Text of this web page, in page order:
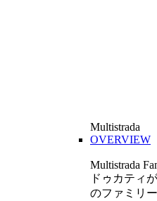
Multistrada
OVERVIEW
Multistrada
ドゥカティ
のファミリ